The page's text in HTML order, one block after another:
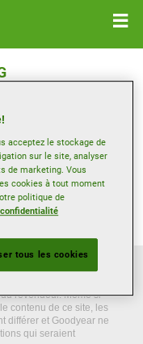
titre indicatif uniquement.
revendeur. Même si
contenu de ce site, les
différer et Goodyear ne
qui seraient
acceptez le stockage de
sur le site, analyser
de marketing. Vous
cookies à tout moment
politique de
tous les cookies